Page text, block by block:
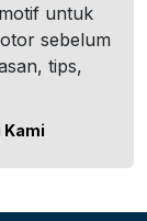
untuk
sebelum
tips,
Kami